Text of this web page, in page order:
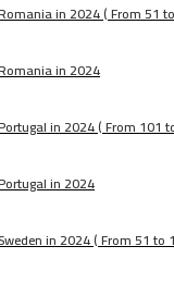
in 2024 ( From 51
in 2024
in 2024 ( From 101
in 2024
in 2024 ( From 51 to